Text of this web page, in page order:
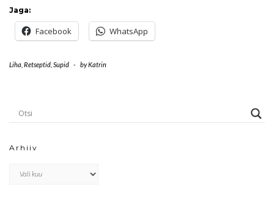
Jaga:
Facebook WhatsApp
Liha Retseptid Supid - byKatrin
Arhiiv
Arhiiv